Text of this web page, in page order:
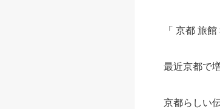
「 京都 旅館
最近京都で
京都らしい